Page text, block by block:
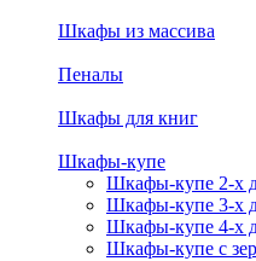
Шкафы из массива
Пеналы
Шкафы для книг
Шкафы-купе
Шкафы-купе 2-х
Шкафы-купе 3-х
Шкафы-купе 4-х
Шкафы-купе с